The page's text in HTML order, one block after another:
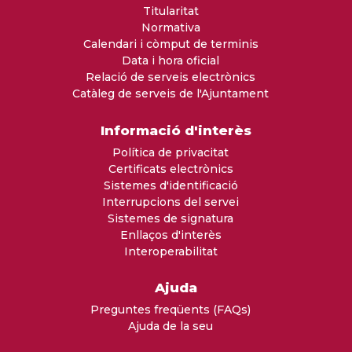
Titularitat
Normativa
Calendari i còmput de terminis
Data i hora oficial
Relació de serveis electrònics
Catàleg de serveis de l'Ajuntament
Informació d'interès
Política de privacitat
Certificats electrònics
Sistemes d'identificació
Interrupcions del servei
Sistemes de signatura
Enllaços d'interès
Interoperabilitat
Ajuda
Preguntes freqüents (FAQs)
Ajuda de la seu